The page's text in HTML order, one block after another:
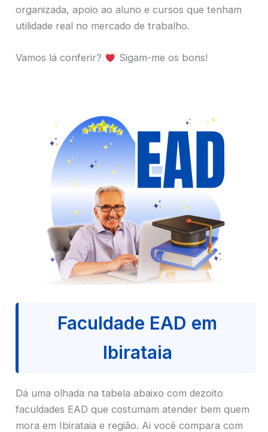
organizada, apoio ao aluno e cursos que tenham
utilidade real no mercado de trabalho.
Vamos lá conferir? Sigam-me os bons!
Faculdade EAD em
Ibirataia
Dá uma olhada na tabela abaixo com dezoito
faculdades EAD que costumam atender bem quem
mora em Ibirataia e região. Ai você compara com